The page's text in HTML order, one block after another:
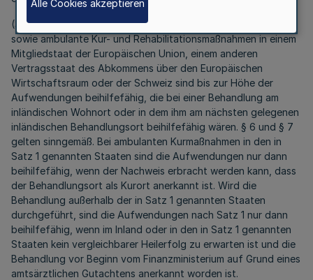
(3) Aufwendungen für stationäre Rehabilitationsmaßnahmen
sowie ambulante Kur- und Rehabilitationsmaßnahmen in einem
Mitgliedstaat der Europäischen Union, einem anderen
Vertragsstaat des Abkommens über den Europäischen
Wirtschaftsraum oder der Schweiz sind bis zur Höhe der
Aufwendungen beihilfefähig, die bei einer Behandlung am
inländischen Wohnort oder in dem ihm am nächsten gelegenen
inländischen Behandlungsort beihilfefähig wären. § 6 und § 7
gelten sinngemäß. Bei ambulanten Kurmaßnahmen in den in
Satz 1 genannten Staaten sind die Aufwendungen nur dann
beihilfefähig, wenn der Nachweis erbracht werden kann, dass
der Behandlungsort als Kurort anerkannt ist. Wird die
Behandlung außerhalb der in Satz 1 genannten Staaten
durchgeführt, sind die Aufwendungen nach Satz 1 nur dann
beihilfefähig, wenn im Inland oder in den in Satz 1 genannten
Staaten kein vergleichbarer Heilerfolg zu erwarten ist und die
Behandlung vor Beginn vom Finanzministerium auf Grund eines
amtsärztlichen Gutachtens anerkannt worden ist.
Alle Cookies akzeptieren